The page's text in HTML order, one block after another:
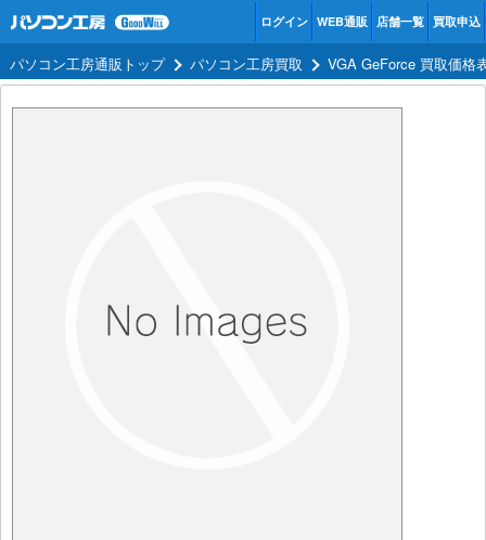
ログイン WEB通販 店舗一覧 買取申込
パソコン工房通販トップ パソコン工房買取 VGA GeForce 買取価格